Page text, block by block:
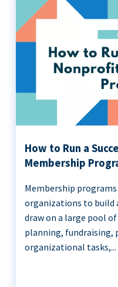
How to Run a
Membership
Membership
organizations to build
draw on a large pool
planning, fundraising,
organizational tasks,...